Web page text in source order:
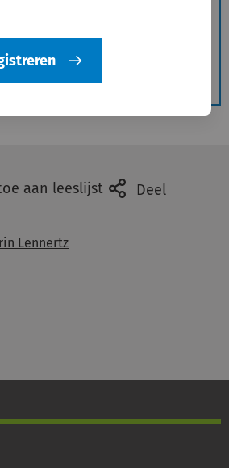
gebruikers.
registreren
aan leeslijst Deel
Lennertz